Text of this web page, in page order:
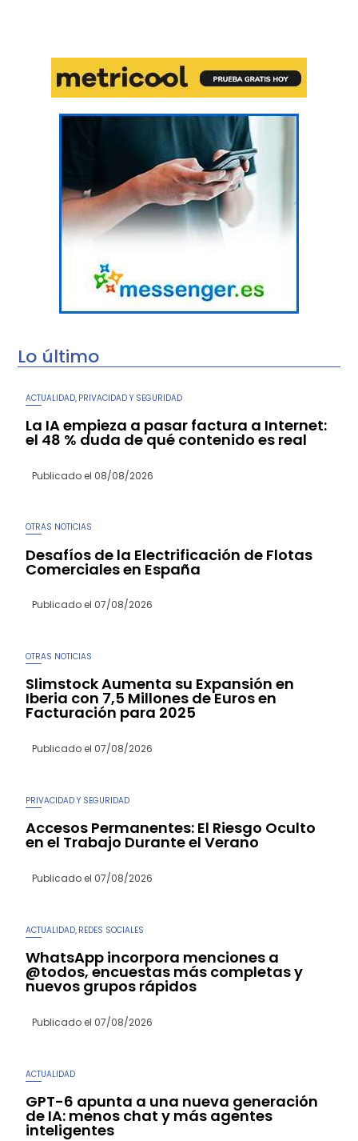
Lo último
ACTUALIDAD PRIVACIDAD Y SEGURIDAD
La IA empieza a pasar factura a Internet:
el 48 % duda de qué contenido es real
Publicado el 08/08/2026
OTRAS NOTICIAS
Desafíos de la Electrificación de Flotas
Comerciales en España
Publicado el 07/08/2026
OTRAS NOTICIAS
Slimstock Aumenta su Expansión en
Iberia con 7,5 Millones de Euros en
Facturación para 2025
Publicado el 07/08/2026
PRIVACIDAD Y SEGURIDAD
Accesos Permanentes: El Riesgo Oculto
en el Trabajo Durante el Verano
Publicado el 07/08/2026
ACTUALIDAD REDES SOCIALES
WhatsApp incorpora menciones a
@todos, encuestas más completas y
nuevos grupos rápidos
Publicado el 07/08/2026
ACTUALIDAD
GPT-6 apunta a una nueva generación
de IA: menos chat y más agentes
inteligentes